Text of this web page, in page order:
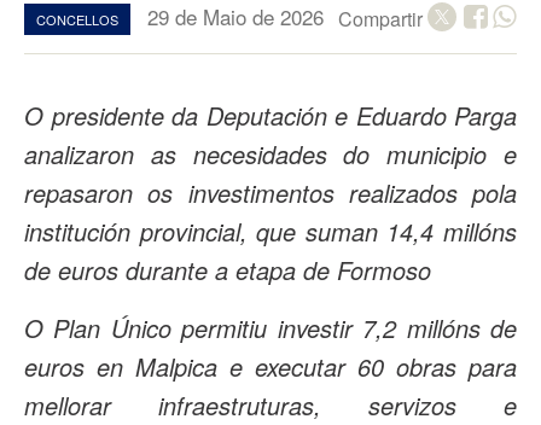
CONCELLOS 29 de Maio de 2026 Compartir
O presidente da Deputación e Eduardo Parga
analizaron as necesidades do municipio e
repasaron os investimentos realizados pola
institución provincial, que suman 14,4 millóns
de euros durante a etapa de Formoso
O Plan Único permitiu investir 7,2 millóns de
euros en Malpica e executar 60 obras para
mellorar infraestruturas, servizos e